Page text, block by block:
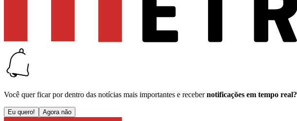
Você quer ficar por dentro das notícias mais importantes e receber notificações em tempo real?
Eu quero! Agora não